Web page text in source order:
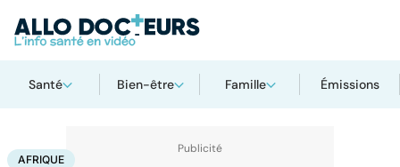
Santé Bien-être Famille Émissions
AccueilSanté Maladies infectieuses
AFRIQUE